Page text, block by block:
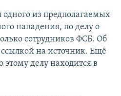
одного из предполагаемых
нападения, по делу о
сотрудников ФСБ. Об
ссылкой на источник. Ещё
делу находится в